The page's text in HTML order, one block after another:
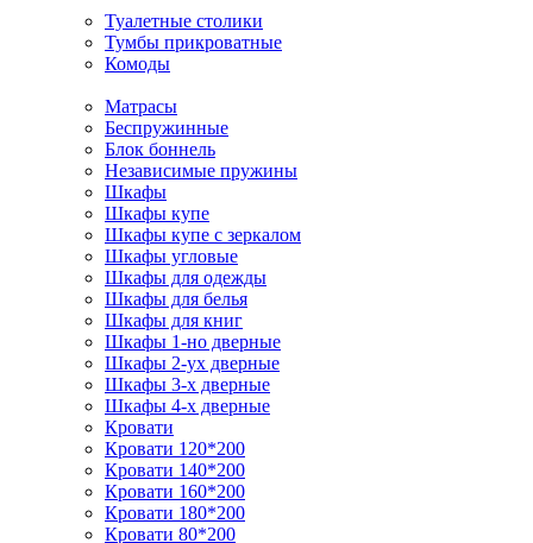
Туалетные столики
Тумбы прикроватные
Комоды
Матрасы
Беспружинные
Блок боннель
Независимые пружины
Шкафы
Шкафы купе
Шкафы купе с зеркалом
Шкафы угловые
Шкафы для одежды
Шкафы для белья
Шкафы для книг
Шкафы 1-но дверные
Шкафы 2-ух дверные
Шкафы 3-х дверные
Шкафы 4-х дверные
Кровати
Кровати 120*200
Кровати 140*200
Кровати 160*200
Кровати 180*200
Кровати 80*200